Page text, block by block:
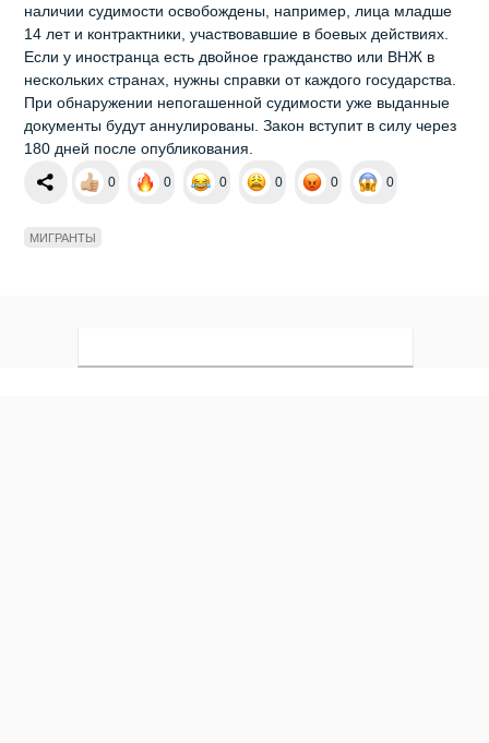
наличии судимости освобождены, например, лица младше
14 лет и контрактники, участвовавшие в боевых действиях.
Если у иностранца есть двойное гражданство или ВНЖ в
нескольких странах, нужны справки от каждого государства.
При обнаружении непогашенной судимости уже выданные
документы будут аннулированы. Закон вступит в силу через
180 дней после опубликования.
0 0 0 0 0 0
МИГРАНТЫ